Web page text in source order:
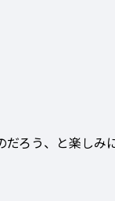
ろう、と楽しみ